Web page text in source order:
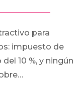
para
impuesto de
10 %, y ningún